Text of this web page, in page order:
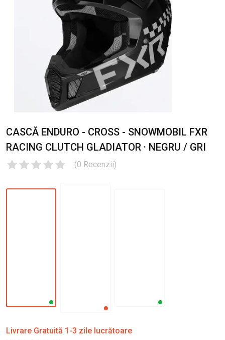
CASCĂ ENDURO - CROSS - SNOWMOBIL FXR
RACING CLUTCH GLADIATOR · NEGRU / GRI
(0 Recenzii)
Livrare Gratuită 1-3 zile lucrătoare